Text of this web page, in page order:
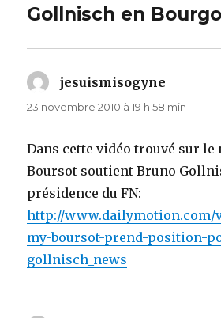
Gollnisch en
jesuismisogyne
23 novembre 2010 à 19 h 58 min
Dans cette vidéo trouvé sur le
Boursot soutient Bruno
présidence du FN:
http://www.dailymotion.com/
my-boursot-prend-position-
gollnisch_news